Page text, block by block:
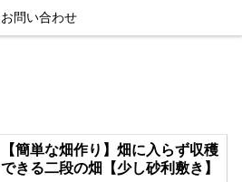
お問い合わせ
【簡単な畑作り】畑に入らず収穫
できる二段の畑【少し砂利敷き】